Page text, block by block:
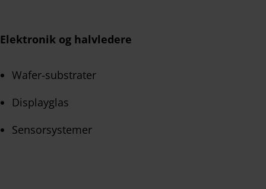
Elektronik og halvledere
Wafer-substrater
Displayglas
Sensorsystemer